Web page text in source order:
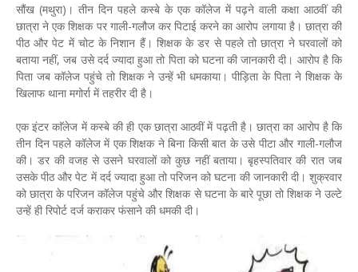
सौंख (मथुरा)। तीन दिन पहले कस्बे के एक कॉलेज में पढ़ने वाली कक्षा आठवीं की
छात्रा ने एक शिक्षक पर गाली-गलौज कर पिटाई करने का आरोप लगाया है। छात्रा की
पीठ और पेट में चोट के निशान हैं। शिक्षक के डर से पहले तो छात्रा ने घरवालों को
बताया नहीं, जब उसे दर्द ज्यादा हुआ तो पिता को घटना की जानकारी दी। आरोप है कि
पिता जब कॉलेज पहुंचे तो शिक्षक ने उन्हें भी धमकाया। पीड़िता के पिता ने शिक्षक के
खिलाफ थाना मगोर्रा में तहरीर दी है।
एक इंटर काॅलेज में कस्बे की ही एक छात्रा आठवीं में पढ़ती है। छात्रा का आरोप है कि
तीन दिन पहले कॉलेज में एक शिक्षक ने बिना किसी बात के उसे पीटा और गाली-गलौज
की। डर की वजह से उसने घरवालों को कुछ नहीं बताया। बृहस्पतिवार की रात जब
उसके पीठ और पेट में दर्द ज्यादा हुआ तो परिजन को घटना की जानकारी दी। शुक्रवार
को छात्रा के परिजन कॉलेज पहुंचे और शिक्षक से घटना के बारे पूछा तो शिक्षक ने उल्टे
उन्हें ही रिपोर्ट दर्ज कराकर फंसाने की धमकी दी।